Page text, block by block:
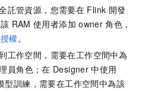
託管資源，您需要在 Flink 開發
RAM 使用者添加 owner 角色，
權。
工作空間，需要在工作空間中為
員角色；在 Designer 中使用
型訓練，需要在工作空間中為該